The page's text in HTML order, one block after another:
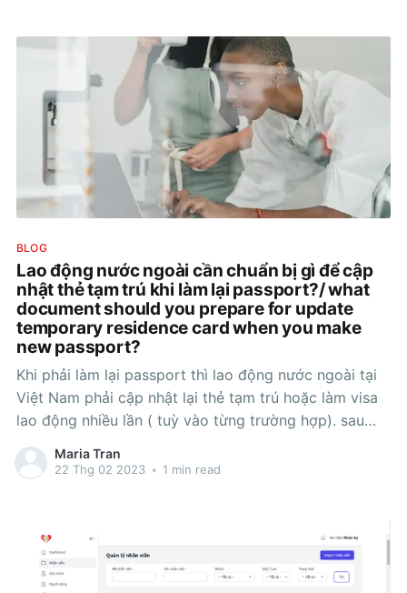
BLOG
Lao động nước ngoài cần chuẩn bị gì để cập
nhật thẻ tạm trú khi làm lại passport?/ what
document should you prepare for update
temporary residence card when you make
new passport?
Khi phải làm lại passport thì lao động nước ngoài tại
Việt Nam phải cập nhật lại thẻ tạm trú hoặc làm visa
lao động nhiều lần ( tuỳ vào từng trường hợp). sau
đây là các hồ sơ mà lao động nước ngoài cần chuẩn
bị khi phải thay đổi
Maria Tran
22 Thg 02 2023 • 1 min read